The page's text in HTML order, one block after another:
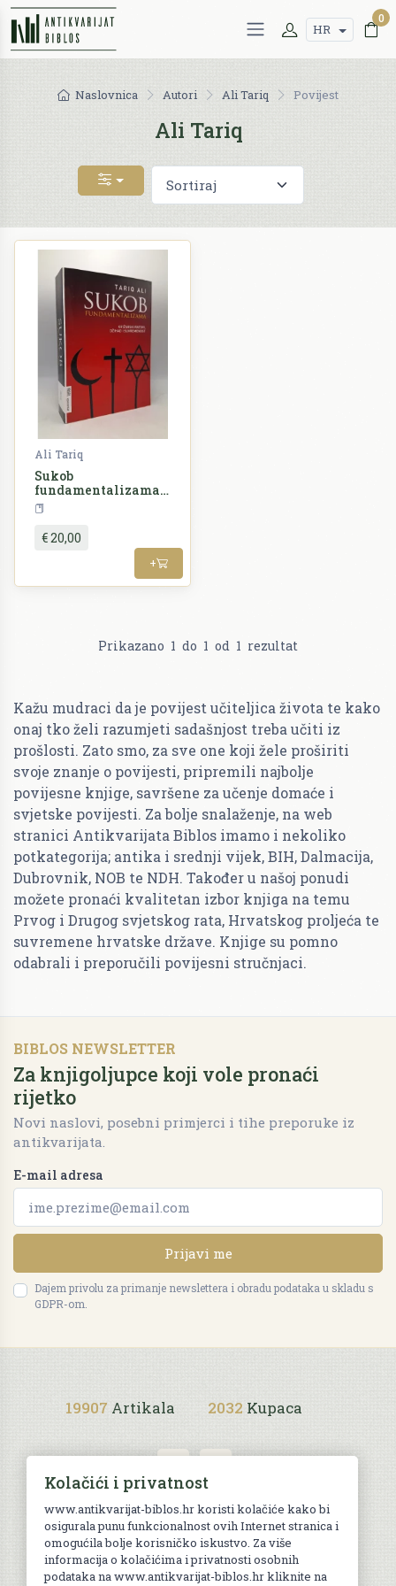
HR
0
Naslovnica Autori Ali Tariq Povijest
Ali Tariq
Ali Tariq
Sukob
fundamentalizama.
Križarski ratovi,
džihad i
suvremenost
€ 20,00
+
Prikazano 1 do 1 od 1 rezultat
Kažu mudraci da je povijest učiteljica života te kako
onaj tko želi razumjeti sadašnjost treba učiti iz
prošlosti. Zato smo, za sve one koji žele proširiti
svoje znanje o povijesti, pripremili najbolje
povijesne knjige, savršene za učenje domaće i
svjetske povijesti. Za bolje snalaženje, na web
stranici Antikvarijata Biblos imamo i nekoliko
potkategorija; antika i srednji vijek, BIH, Dalmacija,
Dubrovnik, NOB te NDH. Također u našoj ponudi
možete pronaći kvalitetan izbor knjiga na temu
Prvog i Drugog svjetskog rata, Hrvatskog proljeća te
suvremene hrvatske države. Knjige su pomno
odabrali i preporučili povijesni stručnjaci.
BIBLOS NEWSLETTER
Za knjigoljupce koji vole pronaći
rijetko
Novi naslovi, posebni primjerci i tihe preporuke iz
antikvarijata.
E-mail adresa
Prijavi me
Dajem privolu za primanje newslettera i obradu podataka u skladu s
GDPR-om.
19907 Artikala 2032 Kupaca
Uvjeti kupnje
Kolačići i privatnost
www.antikvarijat-biblos.hr koristi kolačiće kako bi
osigurala punu funkcionalnost ovih Internet stranica i
omogućila bolje korisničko iskustvo. Za više
informacija o kolačićima i privatnosti osobnih
podataka na www.antikvarijat-biblos.hr kliknite na